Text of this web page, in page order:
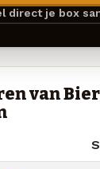
direct je box
van